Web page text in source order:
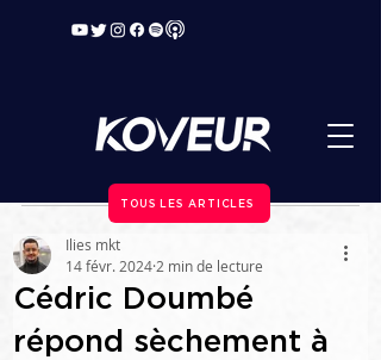
TOUS LES ARTICLES
Cédric Doumbé
répond sèchement à
Ilies mkt
14 févr. 2024 2 min de lecture